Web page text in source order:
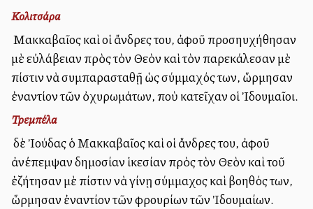
Κολιτσάρα
Ὁ Μακκαβαῖος καὶ οἱ ἄνδρες του, ἀφοῦ προσηυχήθησαν
μὲ εὐλάβειαν πρὸς τὸν Θεὸν καὶ τὸν παρεκάλεσαν μὲ
πίστιν νὰ συμπαρασταθῇ ὡς σύμμαχός των, ὥρμησαν
ἐναντίον τῶν ὀχυρωμάτων, ποὺ κατεῖχαν οἱ Ἰδουμαῖοι.
Τρεμπέλα
Ὁ δὲ Ἰούδας ὁ Μακκαβαῖος καὶ οἱ ἄνδρες του, ἀφοῦ
ἀνέπεμψαν δημοσίαν ἱκεσίαν πρὸς τὸν Θεὸν καὶ τοῦ
ἐζήτησαν μὲ πίστιν νὰ γίνῃ σύμμαχος καὶ βοηθός των,
ὥρμησαν ἐναντίον τῶν φρουρίων τῶν Ἰδουμαίων.